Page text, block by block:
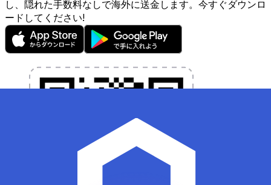
し、隠れた手数料なしで海外に送金します。今すぐダウンロ
ードしてください!